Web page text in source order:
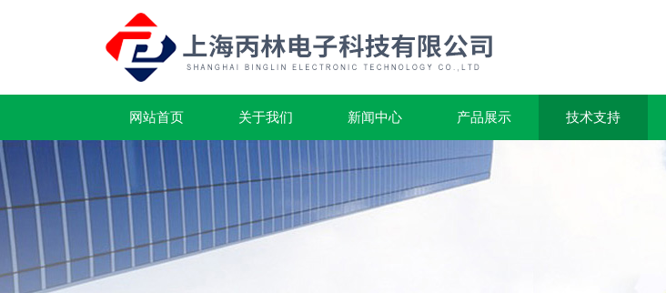
网站首页 关于我们 新闻中心 产品展示 技术支持